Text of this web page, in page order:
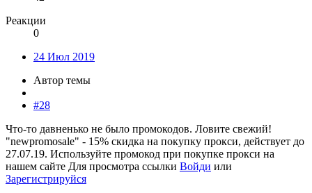
Реакции
0
24 Июл 2019
Автор темы
#28
Что-то давненько не было промокодов. Ловите свежий!
"newpromosale" - 15% скидка на покупку прокси, действует до
27.07.19. Используйте промокод при покупке прокси на
нашем сайте Для просмотра ссылки Войди или
Зарегистрируйся